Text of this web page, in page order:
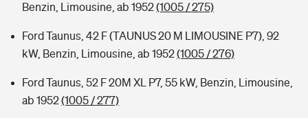
Benzin, Limousine, ab 1952(1005 / 275)
Ford Taunus, 42 F (TAUNUS 20 M LIMOUSINE P7), 92
kW, Benzin, Limousine, ab 1952(1005 / 276)
Ford Taunus, 52 F 20M XL P7, 55 kW, Benzin, Limousine,
ab 1952(1005 / 277)